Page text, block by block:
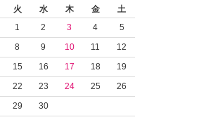
火 水 木 金
土
1
2 3 4
5
8 9 10 11
12
15 16 17 18
19
22 23 24 25
26
29 30